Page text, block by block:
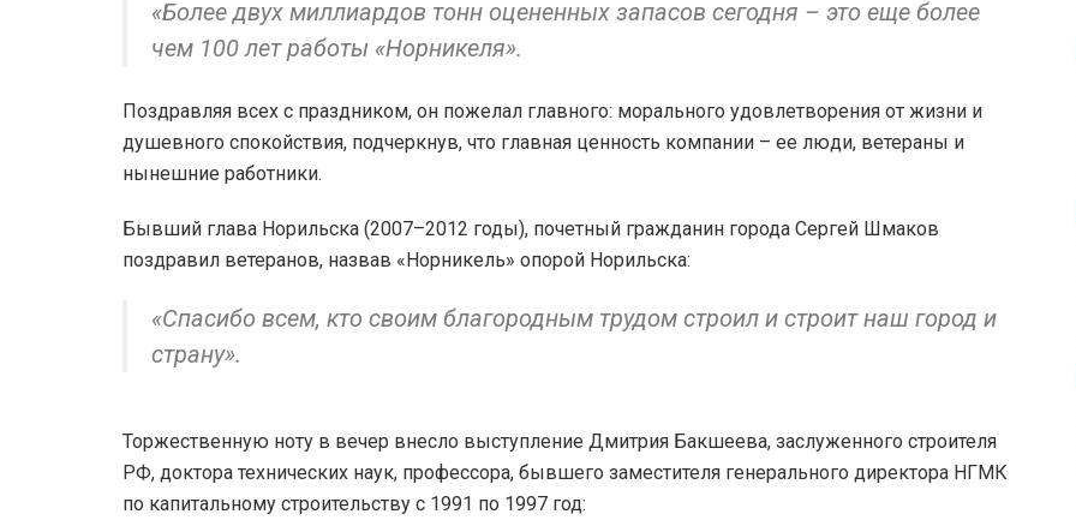
«Более двух миллиардов тонн оцененных запасов сегодня – это еще более
чем 100 лет работы «Норникеля».
Поздравляя всех с праздником, он пожелал главного: морального удовлетворения от жизни и
душевного спокойствия, подчеркнув, что главная ценность компании – ее люди, ветераны и
нынешние работники.
Бывший глава Норильска (2007–2012 годы), почетный гражданин города Сергей Шмаков
поздравил ветеранов, назвав «Норникель» опорой Норильска:
«Спасибо всем, кто своим благородным трудом строил и строит наш город и
страну».
Торжественную ноту в вечер внесло выступление Дмитрия Бакшеева, заслуженного строителя
РФ, доктора технических наук, профессора, бывшего заместителя генерального директора НГМК
по капитальному строительству с 1991 по 1997 год: